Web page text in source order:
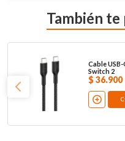
También
Cable
Switch 2
$ 36.900